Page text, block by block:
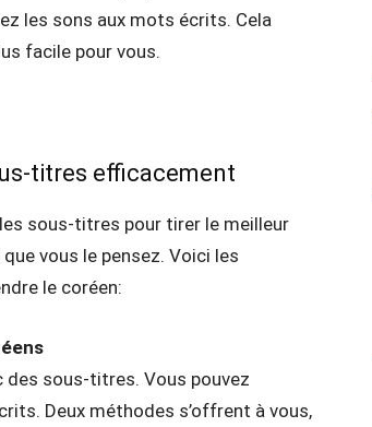
les sons aux mots écrits. Cela
facile pour vous.
titres efficacement
les sous-titres pour tirer le meilleur
vous le pensez. Voici les
le coréen:
des sous-titres. Vous pouvez
Deux méthodes s’offrent à vous,